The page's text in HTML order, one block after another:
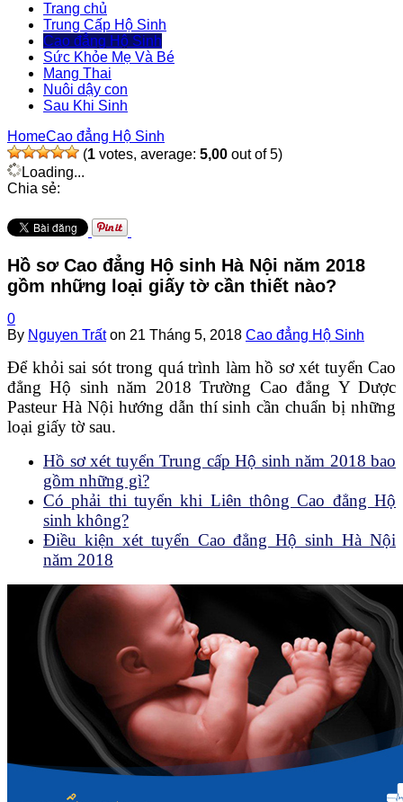
Trang chủ
Trung Cấp Hộ Sinh
Cao đẳng Hộ Sinh
Sức Khỏe Mẹ Và Bé
Mang Thai
Nuôi dậy con
Sau Khi Sinh
HomeCao đẳng Hộ Sinh
(1 votes, average: 5,00 out of 5)
Loading...
Chia sẻ:
Hồ sơ Cao đẳng Hộ sinh Hà Nội năm 2018
gồm những loại giấy tờ cần thiết nào?
0
By Nguyen Trất on 21 Tháng 5, 2018 Cao đẳng Hộ Sinh
Để khỏi sai sót trong quá trình làm hồ sơ xét tuyển Cao
đẳng Hộ sinh năm 2018 Trường Cao đẳng Y Dược
Pasteur Hà Nội hướng dẫn thí sinh cần chuẩn bị những
loại giấy tờ sau.
Hồ sơ xét tuyển Trung cấp Hộ sinh năm 2018 bao
gồm những gì?
Có phải thi tuyển khi Liên thông Cao đẳng Hộ
sinh không?
Điều kiện xét tuyển Cao đẳng Hộ sinh Hà Nội
năm 2018